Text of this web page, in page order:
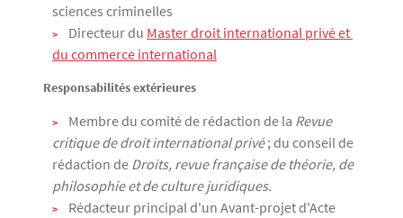
sciences criminelles
Directeur du Master droit international privé et
du commerce international
Responsabilités extérieures
Membre du comité de rédaction de la Revue
critique de droit international privé; du conseil de
rédaction de Droits, revue française de théorie, de
philosophie et de culture juridiques.
Rédacteur principal d'un Avant-projet d'Acte